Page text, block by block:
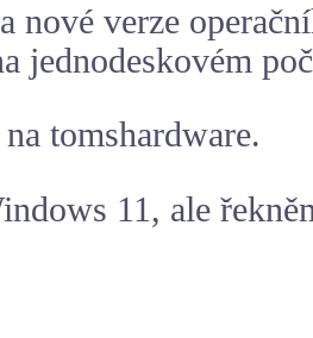
nové verze
jednodeskovém
tomshardware.
11, ale